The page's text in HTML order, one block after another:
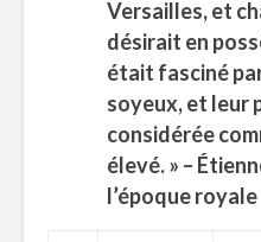
Versailles, et
désirait en
était fasciné
soyeux, et leur
considérée
élevé. » –
l’époque royale